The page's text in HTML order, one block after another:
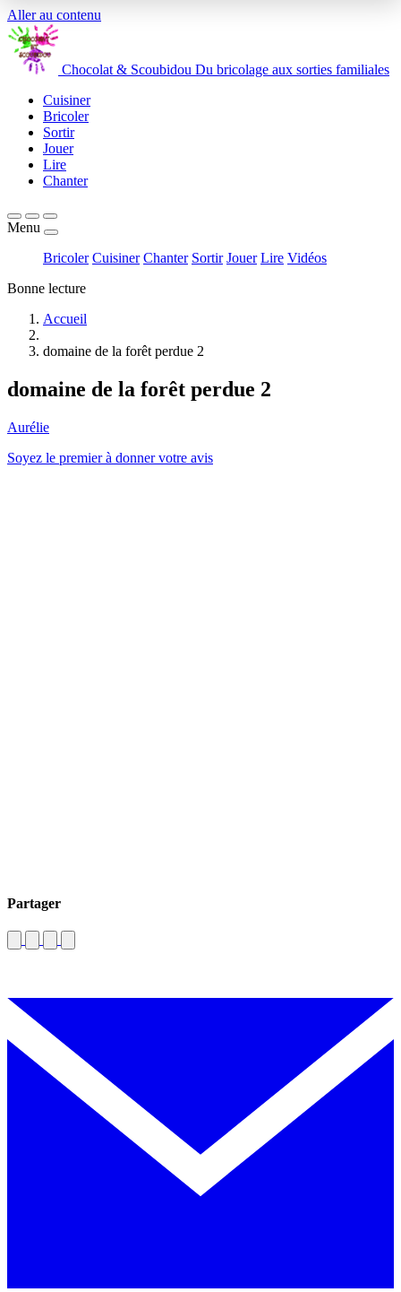
Aller au contenu
Chocolat & Scoubidou Du bricolage aux sorties familiales
Cuisiner
Bricoler
Sortir
Jouer
Lire
Chanter
Menu
Bricoler Cuisiner Chanter Sortir Jouer Lire Vidéos
Bonne lecture
Accueil
domaine de la forêt perdue 2
domaine de la forêt perdue 2
Aurélie
Soyez le premier à donner votre avis
Partager